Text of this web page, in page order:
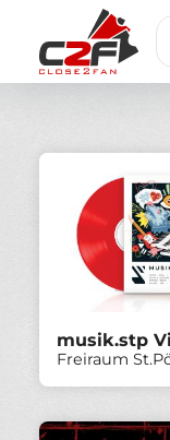
Inhalt
ticketing
musik.stp
Freiraum